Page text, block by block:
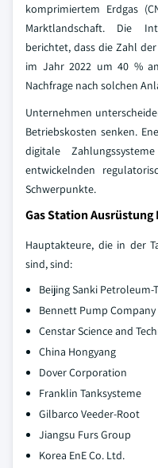
komprimiertem Erdgas
Marktlandschaft. Die
berichtet, dass die Zahl
im Jahr 2022 um 40 %
Nachfrage nach solchen
Unternehmen
Betriebskosten senken.
digitale
entwickelnden
Schwerpunkte.
Gas Station
Hauptakteure, die in der
sind, sind:
Beijing Sanki Petroleum-
Bennett Pump Company
Censtar Science and
China Hongyang
Dover Corporation
Franklin Tanksysteme
Gilbarco Veeder-Root
Jiangsu Furs Group
Korea EnE Co. Ltd.